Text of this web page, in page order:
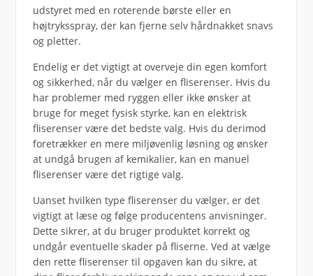
udstyret med en roterende børste eller en
højtryksspray, der kan fjerne selv hårdnakket snavs
og pletter.
Endelig er det vigtigt at overveje din egen komfort
og sikkerhed, når du vælger en fliserenser. Hvis du
har problemer med ryggen eller ikke ønsker at
bruge for meget fysisk styrke, kan en elektrisk
fliserenser være det bedste valg. Hvis du derimod
foretrækker en mere miljøvenlig løsning og ønsker
at undgå brugen af kemikalier, kan en manuel
fliserenser være det rigtige valg.
Uanset hvilken type fliserenser du vælger, er det
vigtigt at læse og følge producentens anvisninger.
Dette sikrer, at du bruger produktet korrekt og
undgår eventuelle skader på fliserne. Ved at vælge
den rette fliserenser til opgaven kan du sikre, at